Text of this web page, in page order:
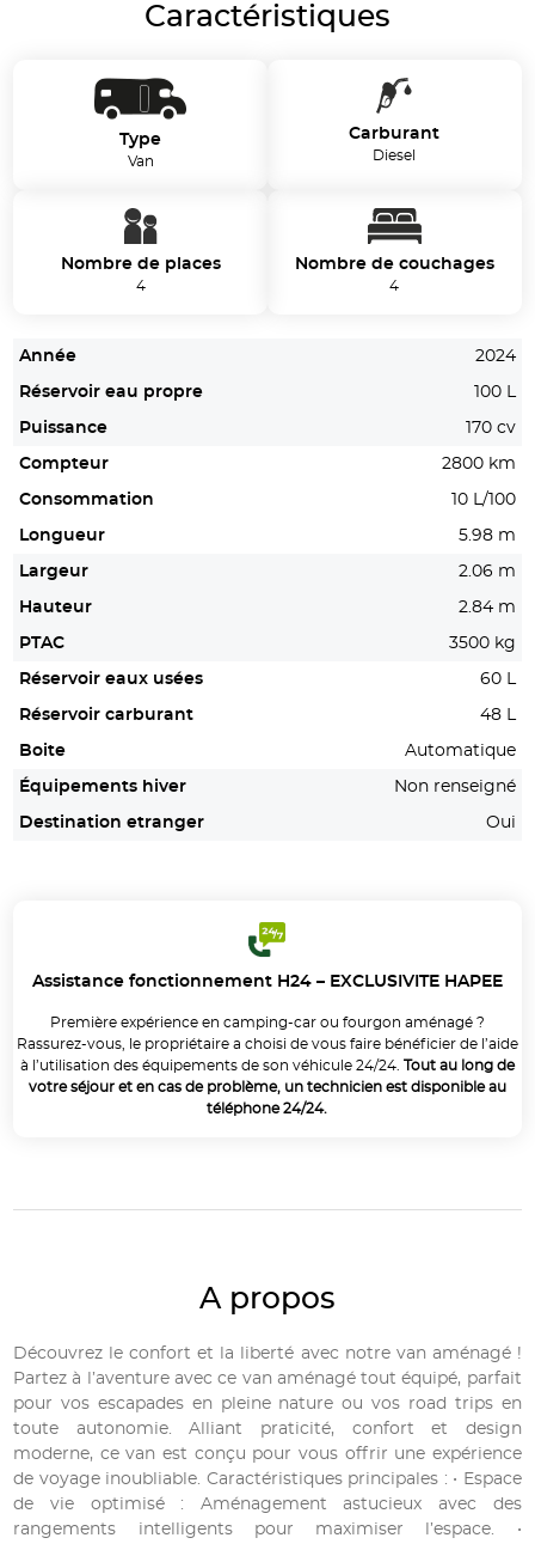
Caractéristiques
Type
Van
Carburant
Diesel
Nombre de places
4
Nombre de couchages
4
Année 2024
Réservoir eau propre 100 L
Puissance 170 cv
Compteur 2800 km
Consommation 10 L/100
Longueur 5.98 m
Largeur 2.06 m
Hauteur 2.84 m
PTAC 3500 kg
Réservoir eaux usées 60 L
Réservoir carburant 48 L
Boite Automatique
Équipements hiver Non renseigné
Destination etranger Oui
Assistance fonctionnement H24 – EXCLUSIVITE HAPEE
Première expérience en camping-car ou fourgon aménagé ?
Rassurez-vous, le propriétaire a choisi de vous faire bénéficier de l’aide
à l’utilisation des équipements de son véhicule 24/24. Tout au long de
votre séjour et en cas de problème, un technicien est disponible au
téléphone 24/24.
A propos
Découvrez le confort et la liberté avec notre van aménagé !
Partez à l’aventure avec ce van aménagé tout équipé, parfait
pour vos escapades en pleine nature ou vos road trips en
toute autonomie. Alliant praticité, confort et design
moderne, ce van est conçu pour vous offrir une expérience
de voyage inoubliable. Caractéristiques principales : • Espace
de vie optimisé : Aménagement astucieux avec des
rangements intelligents pour maximiser l’espace. •